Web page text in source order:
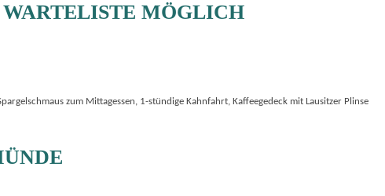
WARTELISTE MÖGLICH
zum Mittagessen, 1-stündige Kahnfahrt, Kaffeegedeck mit Lausitzer Plinse